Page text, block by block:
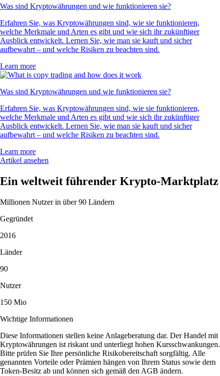
Was sind Kryptowährungen und wie funktionieren sie?
Erfahren Sie, was Kryptowährungen sind, wie sie funktionieren,
welche Merkmale und Arten es gibt und wie sich ihr zukünftiger
Ausblick entwickelt. Lernen Sie, wie man sie kauft und sicher
aufbewahrt – und welche Risiken zu beachten sind.
Learn more
Was sind Kryptowährungen und wie funktionieren sie?
Erfahren Sie, was Kryptowährungen sind, wie sie funktionieren,
welche Merkmale und Arten es gibt und wie sich ihr zukünftiger
Ausblick entwickelt. Lernen Sie, wie man sie kauft und sicher
aufbewahrt – und welche Risiken zu beachten sind.
Learn more
Artikel ansehen
Ein weltweit führender Krypto-Marktplatz
Millionen Nutzer in über 90 Ländern
Gegründet
2016
Länder
90
Nutzer
150 Mio
Wichtige Informationen
Diese Informationen stellen keine Anlageberatung dar. Der Handel mit
Kryptowährungen ist riskant und unterliegt hohen Kursschwankungen.
Bitte prüfen Sie Ihre persönliche Risikobereitschaft sorgfältig. Alle
genannten Vorteile oder Prämien hängen von Ihrem Status sowie dem
Token-Besitz ab und können sich gemäß den AGB ändern.